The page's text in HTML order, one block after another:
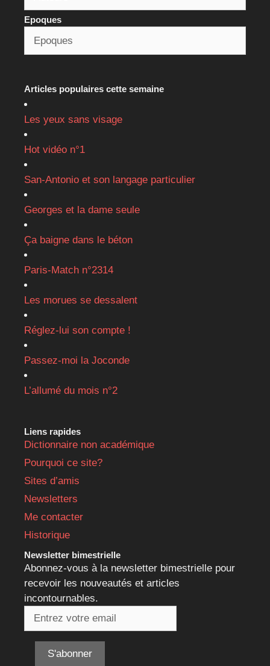
Epoques
Articles populaires cette semaine
Les yeux sans visage
Hot vidéo n°1
San-Antonio et son langage particulier
Georges et la dame seule
Ça baigne dans le béton
Paris-Match n°2314
Les morues se dessalent
Réglez-lui son compte !
Passez-moi la Joconde
L’allumé du mois n°2
Liens rapides
Dictionnaire non académique
Pourquoi ce site?
Sites d’amis
Newsletters
Me contacter
Historique
Newsletter bimestrielle
Abonnez-vous à la newsletter bimestrielle pour
recevoir les nouveautés et articles
incontournables.